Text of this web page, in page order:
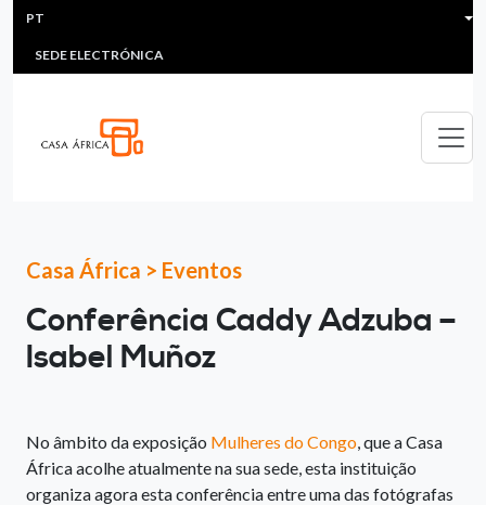
Passar para o conteúdo principal
HEADER MENU
MULTIMEDIA
SEDE ELECTRÓNICA
PT
Casa África > Eventos
Conferência Caddy Adzuba –
Isabel Muñoz
No âmbito da exposição Mulheres do Congo, que a Casa
África acolhe atualmente na sua sede, esta instituição
organiza agora esta conferência entre uma das fotógrafas